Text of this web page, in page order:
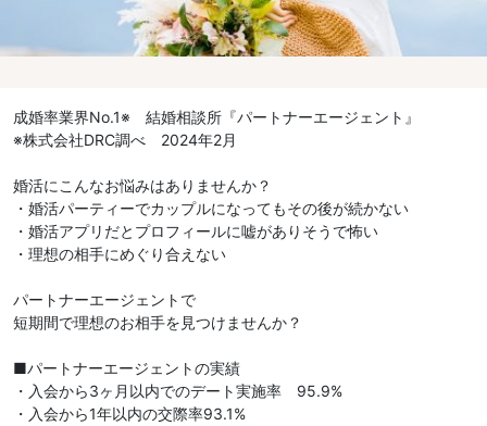
成婚率業界No.1※ 結婚相談所『パートナーエージェント』
※株式会社DRC調べ 2024年2月
婚活にこんなお悩みはありませんか？
・婚活パーティーでカップルになってもその後が続かない
・婚活アプリだとプロフィールに嘘がありそうで怖い
・理想の相手にめぐり合えない
パートナーエージェントで
短期間で理想のお相手を見つけませんか？
■パートナーエージェントの実績
・入会から3ヶ月以内でのデート実施率 95.9%
・入会から1年以内の交際率93.1%